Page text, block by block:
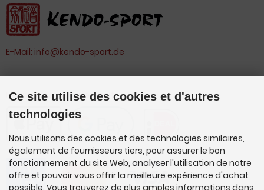
E-Mail: info@kendo-sport.de
Les modes de paiement
Ce site utilise des cookies et d'autres
technologies
Nous utilisons des cookies et des technologies similaires,
également de fournisseurs tiers, pour assurer le bon
fonctionnement du site Web, analyser l'utilisation de notre
offre et pouvoir vous offrir la meilleure expérience d'achat
possible. Vous trouverez de plus amples informations dans